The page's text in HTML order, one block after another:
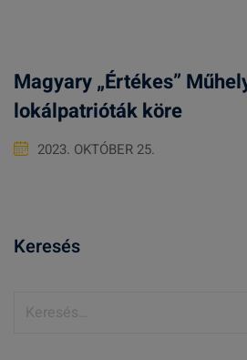
Magyary „Értékes”
lokálpatrióták köre
2023. OKTÓBER 25.
Keresés